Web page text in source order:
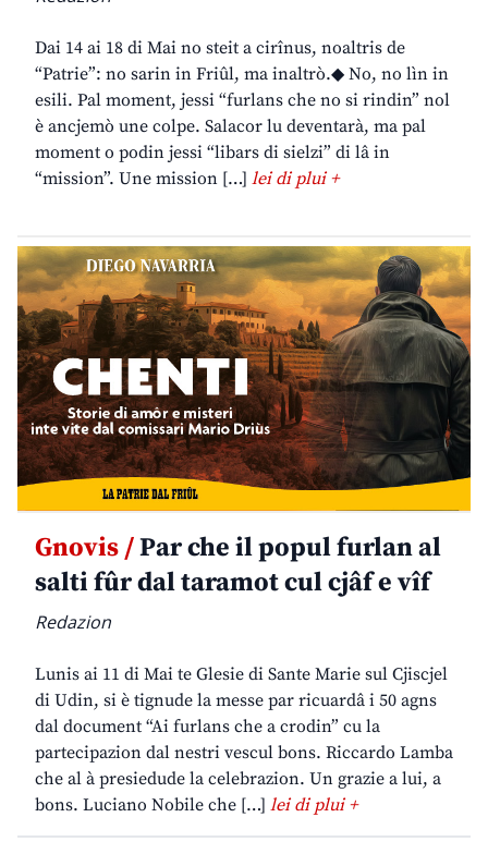
Dai 14 ai 18 di Mai no steit a cirînus, noaltris de
“Patrie”: no sarin in Friûl, ma inaltrò.◆ No, no lìn in
esili. Pal moment, jessi “furlans che no si rindin” nol
è ancjemò une colpe. Salacor lu deventarà, ma pal
moment o podin jessi “libars di sielzi” di lâ in
“mission”. Une mission […] lei di plui +
Gnovis /Par che il popul furlan al
salti fûr dal taramot cul cjâf e vîf
Redazion
Lunis ai 11 di Mai te Glesie di Sante Marie sul Cjiscjel
di Udin, si è tignude la messe par ricuardâ i 50 agns
dal document “Ai furlans che a crodin” cu la
partecipazion dal nestri vescul bons. Riccardo Lamba
che al à presiedude la celebrazion. Un grazie a lui, a
bons. Luciano Nobile che […] lei di plui +